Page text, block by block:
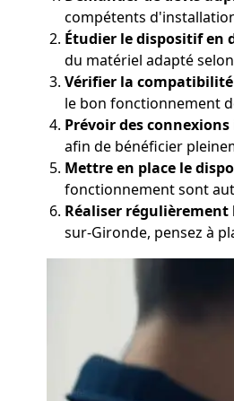
compétents
Étudier le dispositif en
du matériel adapté
Vérifier la
le bon fonctionnement
Prévoir des
afin de bénéficier
Mettre en place le
fonctionnement sont
Réaliser
sur-Gironde, pensez à